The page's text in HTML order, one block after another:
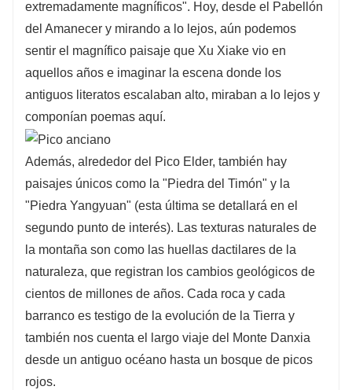
extremadamente magníficos". Hoy, desde el Pabellón
del Amanecer y mirando a lo lejos, aún podemos
sentir el magnífico paisaje que Xu Xiake vio en
aquellos años e imaginar la escena donde los
antiguos literatos escalaban alto, miraban a lo lejos y
componían poemas aquí.
Además, alrededor del Pico Elder, también hay
paisajes únicos como la "Piedra del Timón" y la
"Piedra Yangyuan" (esta última se detallará en el
segundo punto de interés). Las texturas naturales de
la montaña son como las huellas dactilares de la
naturaleza, que registran los cambios geológicos de
cientos de millones de años. Cada roca y cada
barranco es testigo de la evolución de la Tierra y
también nos cuenta el largo viaje del Monte Danxia
desde un antiguo océano hasta un bosque de picos
rojos.